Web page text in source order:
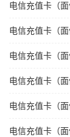
电信充值卡（
电信充值卡（
电信充值卡（
电信充值卡（
电信充值卡（
电信充值卡（